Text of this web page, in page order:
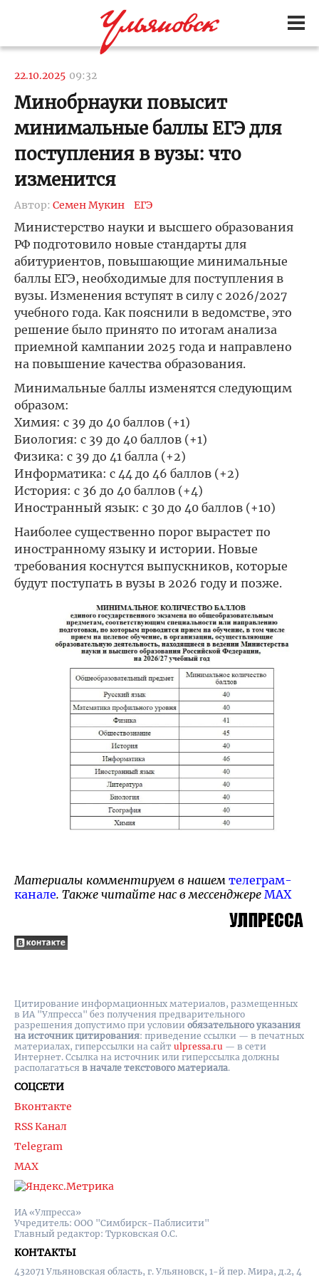
22.10.2025 09:32
Минобрнауки повысит
минимальные баллы ЕГЭ для
поступления в вузы: что
изменится
Автор: Семен Мукин ЕГЭ
Министерство науки и высшего образования
РФ подготовило новые стандарты для
абитуриентов, повышающие минимальные
баллы ЕГЭ, необходимые для поступления в
вузы. Изменения вступят в силу с 2026/2027
учебного года. Как пояснили в ведомстве, это
решение было принято по итогам анализа
приемной кампании 2025 года и направлено
на повышение качества образования.
Минимальные баллы изменятся следующим
образом:
Химия: с 39 до 40 баллов (+1)
Биология: с 39 до 40 баллов (+1)
Физика: с 39 до 41 балла (+2)
Информатика: с 44 до 46 баллов (+2)
История: с 36 до 40 баллов (+4)
Иностранный язык: с 30 до 40 баллов (+10)
Наиболее существенно порог вырастет по
иностранному языку и истории. Новые
требования коснутся выпускников, которые
будут поступать в вузы в 2026 году и позже.
Материалы комментируем в нашем телеграм-
канале. Также читайте нас в мессенджере MAX
ИА «Улпресса»
Учредитель: ООО "Симбирск-Паблисити"
Главный редактор: Турковская О.С.
КОНТАКТЫ
432071 Ульяновская область, г. Ульяновск, 1-й пер. Мира, д.2, 4
СОЦСЕТИ
Вконтакте
RSS Канал
Telegram
MAX
Цитирование информационных материалов, размещенных
в ИА "Улпресса" без получения предварительного
разрешения допустимо при условии обязательного указания
на источник цитирования: приведение ссылки — в печатных
материалах, гиперссылки на cайт ulpressa.ru — в сети
Интернет. Ссылка на источник или гиперссылка должны
располагаться в начале текстового материала.